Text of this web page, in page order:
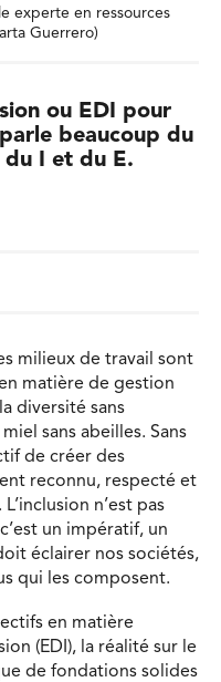
experte en ressources
Guerrero)
ou EDI pour
beaucoup du
du I et du E.
milieux de travail sont
matière de gestion
diversité sans
sans abeilles. Sans
de créer des
reconnu, respecté et
n’est pas
un impératif, un
éclairer nos sociétés,
qui les composent.
en matière
(EDI), la réalité sur le
de fondations solides